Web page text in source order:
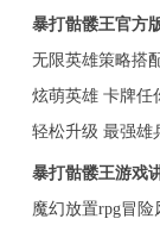
暴打骷髅王官方
无限英雄策略搭
炫萌英雄 卡牌任
轻松升级 最强雄
暴打骷髅王游戏
魔幻放置rpg冒